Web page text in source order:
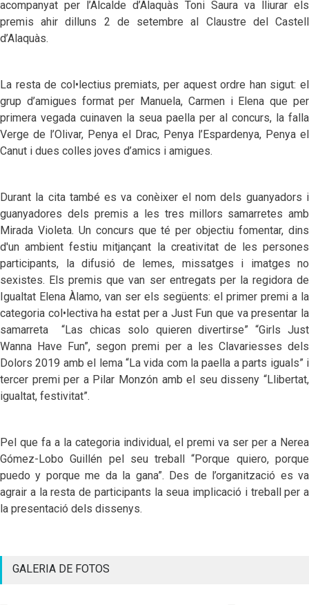
acompanyat per l’Alcalde d’Alaquàs Toni Saura va lliurar els
premis ahir dilluns 2 de setembre al Claustre del Castell
d’Alaquàs.
La resta de col•lectius premiats, per aquest ordre han sigut: el
grup d’amigues format per Manuela, Carmen i Elena que per
primera vegada cuinaven la seua paella per al concurs, la falla
Verge de l’Olivar, Penya el Drac, Penya l’Espardenya, Penya el
Canut i dues colles joves d’amics i amigues.
Durant la cita també es va conèixer el nom dels guanyadors i
guanyadores dels premis a les tres millors samarretes amb
Mirada Violeta. Un concurs que té per objectiu fomentar, dins
d'un ambient festiu mitjançant la creativitat de les persones
participants, la difusió de lemes, missatges i imatges no
sexistes. Els premis que van ser entregats per la regidora de
Igualtat Elena Àlamo, van ser els següents: el primer premi a la
categoria col•lectiva ha estat per a Just Fun que va presentar la
samarreta
“Las chicas solo quieren divertirse” “Girls Just
Wanna Have Fun”, segon premi per a les Clavariesses dels
Dolors 2019 amb el lema “La vida com la paella a parts iguals” i
tercer premi per a Pilar Monzón amb el seu disseny “Llibertat,
igualtat, festivitat”.
Pel que fa a la categoria individual, el premi va ser per a Nerea
Gómez-Lobo Guillén pel seu treball “Porque quiero, porque
puedo y porque me da la gana”. Des de l’organització es va
agrair a la resta de participants la seua implicació i treball per a
la presentació dels dissenys.
GALERIA DE FOTOS